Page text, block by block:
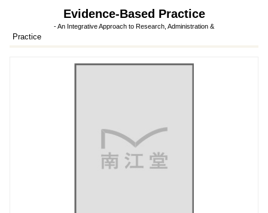
Evidence-Based Practice
- An Integrative Approach to Research, Administration &
Practice